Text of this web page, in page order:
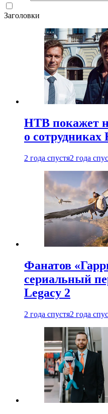
Заголовки
НТВ покажет
о
2 года спустя2 года
Фанатов
сериальный
Legacy 2
2 года спустя2 года